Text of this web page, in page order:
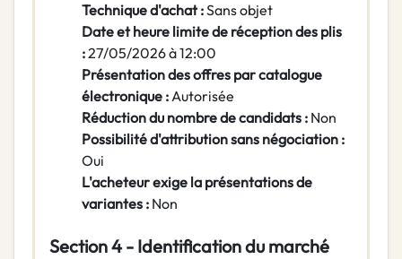
Technique d'achat :Sans objet
Date et heure limite de réception des plis
:27/05/2026 à 12:00
Présentation des offres par catalogue
électronique :Autorisée
Réduction du nombre de candidats : Non
Possibilité d'attribution sans négociation :
Oui
L'acheteur exige la présentations de
variantes : Non
Section 4 - Identification du marché